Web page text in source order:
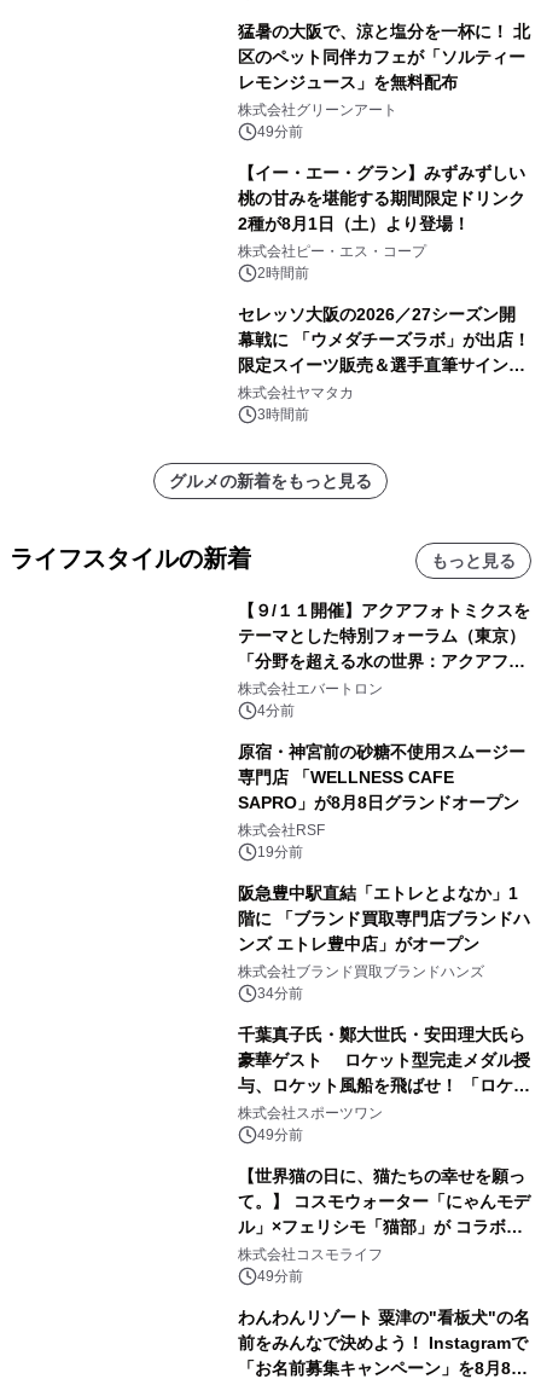
猛暑の大阪で、涼と塩分を一杯に！ 北
区のペット同伴カフェが「ソルティー
レモンジュース」を無料配布
株式会社グリーンアート
49分前
【イー・エー・グラン】みずみずしい
桃の甘みを堪能する期間限定ドリンク
2種が8月1日（土）より登場！
株式会社ピー・エス・コープ
2時間前
セレッソ大阪の2026／27シーズン開
幕戦に 「ウメダチーズラボ」が出店！
限定スイーツ販売＆選手直筆サイング
ッズが当たる抽選会を 8月8日に開催
株式会社ヤマタカ
3時間前
グルメの新着をもっと見る
ライフスタイルの新着 もっと見る
【９/１１開催】アクアフォトミクスを
テーマとした特別フォーラム（東京）
「分野を超える水の世界：アクアフォ
トミクスが切り拓く新しい科学の地
平」を開催
株式会社エバートロン
4分前
原宿・神宮前の砂糖不使用スムージー
専門店 「WELLNESS CAFE
SAPRO」が8月8日グランドオープン
株式会社RSF
19分前
阪急豊中駅直結「エトレとよなか」1
階に 「ブランド買取専門店ブランドハ
ンズ エトレ豊中店」がオープン
株式会社ブランド買取ブランドハンズ
34分前
千葉真子氏・鄭大世氏・安田理大氏ら
豪華ゲスト ロケット型完走メダル授
与、ロケット風船を飛ばせ！ 「ロケッ
トマラソン2026」開催
株式会社スポーツワン
49分前
【世界猫の日に、猫たちの幸せを願っ
て。】 コスモウォーター「にゃんモデ
ル」×フェリシモ「猫部」が コラボキ
ャンペーンを実施
株式会社コスモライフ
49分前
わんわんリゾート 粟津の"看板犬"の名
前をみんなで決めよう！ Instagramで
「お名前募集キャンペーン」を8月8日